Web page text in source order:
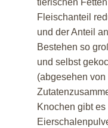
tierischen
Fleischanteil
und der Anteil
Bestehen so
und selbst
(abgesehen
Knochen gibt